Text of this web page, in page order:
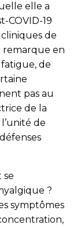
elle a
COVID-19
de
remarque en
de
pas au
de la
de
se
?
symptômes